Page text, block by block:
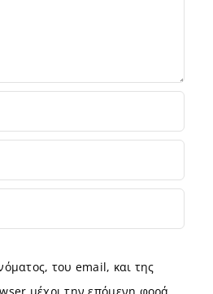
του email, και της